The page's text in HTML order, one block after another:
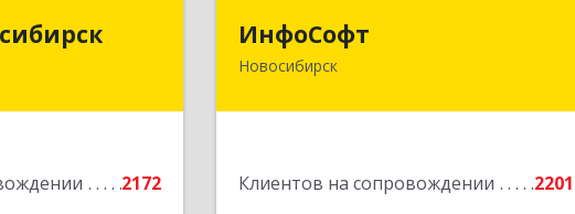
2172
обл,
ИнфоСофт
Новосибирск
Клиентов на сопровождении
2201
630091, Новосибирская обл,